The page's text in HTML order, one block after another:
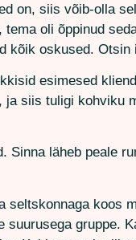
on, siis võib-olla
oli õppinud
oskused.
esimesed
siis tuligi kohviku
läheb peale
koos
gruppe.